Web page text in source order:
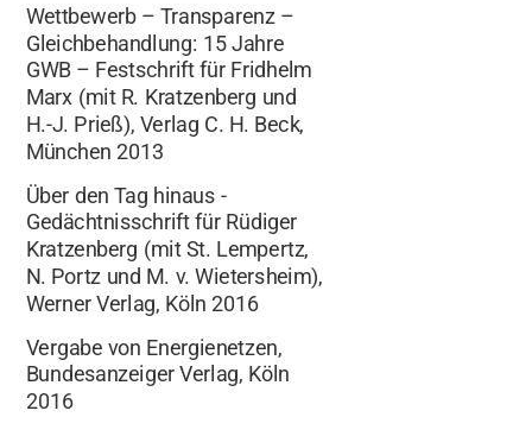
Wettbewerb – Transparenz –
Gleichbehandlung: 15 Jahre
GWB – Festschrift für Fridhelm
Marx (mit R. Kratzenberg und
H.-J. Prieß), Verlag C. H. Beck,
München 2013
Über den Tag hinaus -
Gedächtnisschrift für Rüdiger
Kratzenberg (mit St. Lempertz,
N. Portz und M. v. Wietersheim),
Werner Verlag, Köln 2016
Vergabe von Energienetzen,
Bundesanzeiger Verlag, Köln
2016